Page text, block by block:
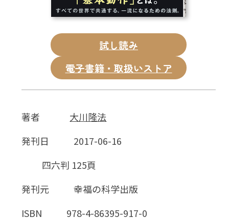
外国語
試し読み
電子書籍・取扱いストア
著者
大川隆法
発刊日
2017-06-16
四六判 125頁
発刊元
幸福の科学出版
ISBN
978-4-86395-917-0